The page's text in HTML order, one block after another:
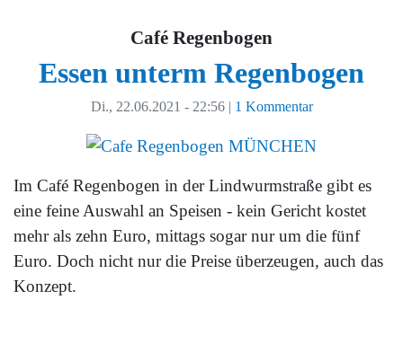
Café Regenbogen
Essen unterm Regenbogen
Di., 22.06.2021 - 22:56| 1 Kommentar
Im Café Regenbogen in der Lindwurmstraße gibt es
eine feine Auswahl an Speisen - kein Gericht kostet
mehr als zehn Euro, mittags sogar nur um die fünf
Euro. Doch nicht nur die Preise überzeugen, auch das
Konzept.